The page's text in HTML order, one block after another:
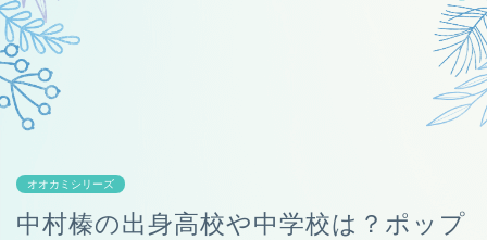
オオカミシリーズ
中村榛の出身高校や中学校は？ポップ